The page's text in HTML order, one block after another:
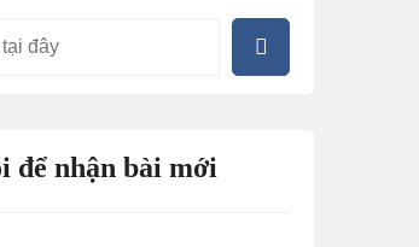
để nhận bài mới